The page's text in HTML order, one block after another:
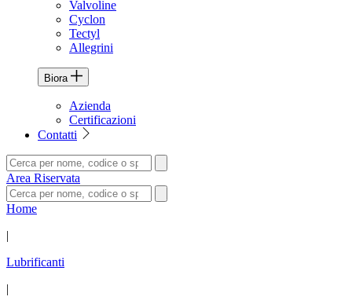
Valvoline
Cyclon
Tectyl
Allegrini
Biora
Azienda
Certificazioni
Contatti
Area Riservata
Home
|
Lubrificanti
|